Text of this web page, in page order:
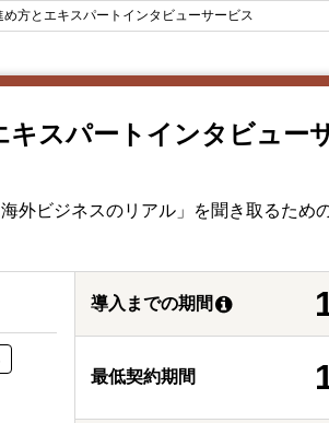
方とエキスパートインタビューサービス
スパートインタビュー
外ビジネスのリアル」を聞き取るため
導入までの期間
最低契約期間